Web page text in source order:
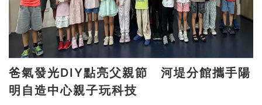
爸氣發光DIY點亮父親節 河堤分館攜手陽
明自造中心親子玩科技